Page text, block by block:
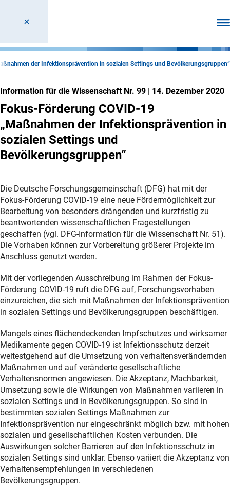
der Infektionsprävention in sozialen Settings und Bevölkerungsgruppen“
Information für die Wissenschaft Nr. 99 | 14. Dezember 2020
Fokus-Förderung COVID-19
„Maßnahmen der Infektionsprävention in
sozialen Settings und
Bevölkerungsgruppen“
Die Deutsche Forschungsgemeinschaft (DFG) hat mit der
Fokus-Förderung COVID-19 eine neue Fördermöglichkeit zur
Bearbeitung von besonders drängenden und kurzfristig zu
beantwortenden wissenschaftlichen Fragestellungen
geschaffen (vgl. DFG-Information für die Wissenschaft Nr. 51).
Die Vorhaben können zur Vorbereitung größerer Projekte im
Anschluss genutzt werden.
Mit der vorliegenden Ausschreibung im Rahmen der Fokus-
Förderung COVID-19 ruft die DFG auf, Forschungsvorhaben
einzureichen, die sich mit Maßnahmen der Infektionsprävention
in sozialen Settings und Bevölkerungsgruppen beschäftigen.
Mangels eines flächendeckenden Impfschutzes und wirksamer
Medikamente gegen COVID-19 ist Infektionsschutz derzeit
weitestgehend auf die Umsetzung von verhaltensverändernden
Maßnahmen und auf veränderte gesellschaftliche
Verhaltensnormen angewiesen. Die Akzeptanz, Machbarkeit,
Umsetzung sowie die Wirkungen von Maßnahmen variieren in
sozialen Settings und in Bevölkerungsgruppen. So sind in
bestimmten sozialen Settings Maßnahmen zur
Infektionsprävention nur eingeschränkt möglich bzw. mit hohen
sozialen und gesellschaftlichen Kosten verbunden. Die
Auswirkungen solcher Barrieren auf den Infektionsschutz in
sozialen Settings sind unklar. Ebenso variiert die Akzeptanz von
Verhaltensempfehlungen in verschiedenen
Bevölkerungsgruppen.